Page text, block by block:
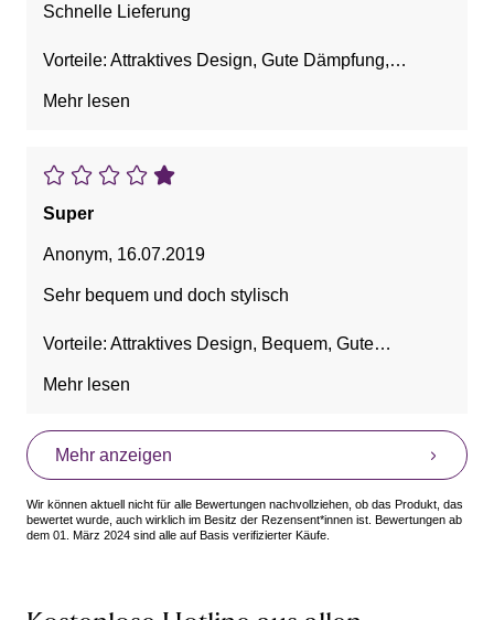
Schnelle Lieferung
Vorteile: Attraktives Design, Gute Dämpfung,
Mehr lesen
Super
Anonym, 16.07.2019
Sehr bequem und doch stylisch
Vorteile: Attraktives Design, Bequem, Gute
Mehr lesen
Mehr anzeigen
Wir können aktuell nicht für alle Bewertungen nachvollziehen, ob das Produkt, das
bewertet wurde, auch wirklich im Besitz der Rezensent*innen ist. Bewertungen ab
dem 01. März 2024 sind alle auf Basis verifizierter Käufe.